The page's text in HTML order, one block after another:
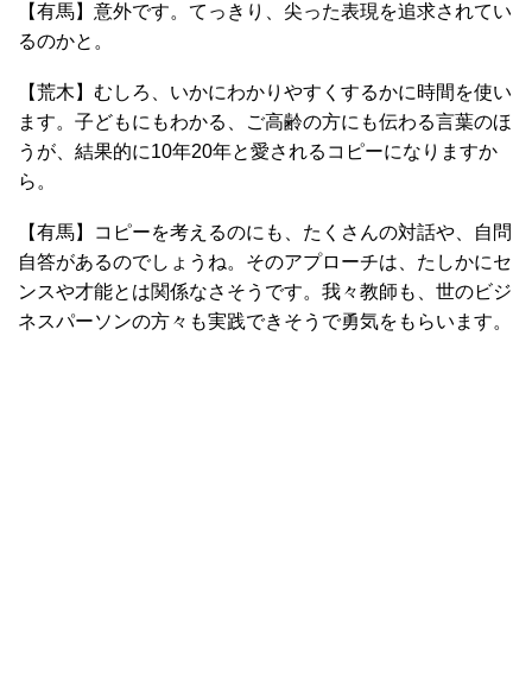
【有馬】意外です。てっきり、尖った表現を追求されてい
るのかと。
【荒木】むしろ、いかにわかりやすくするかに時間を使い
ます。子どもにもわかる、ご高齢の方にも伝わる言葉のほ
うが、結果的に10年20年と愛されるコピーになりますか
ら。
【有馬】コピーを考えるのにも、たくさんの対話や、自問
自答があるのでしょうね。そのアプローチは、たしかにセ
ンスや才能とは関係なさそうです。我々教師も、世のビジ
ネスパーソンの方々も実践できそうで勇気をもらいます。